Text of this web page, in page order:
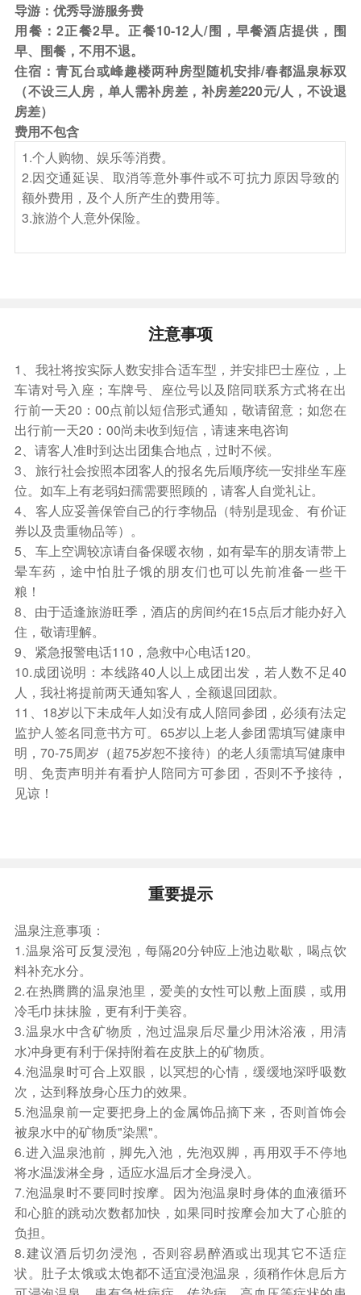
封开龙山青瓦台酒店或峰趣楼酒店
第2天 早餐（含）-——溶洞梦多奇-——状元村——午
餐（自理）——-春都温泉——晚餐（含）
餐饮
早餐：有
项目
早餐后游【溶洞•梦多奇】（游览时间约2小时）参
观，以双龙洞为主体，白石岩构建成一个新颖的现代
主题溶洞，突出“梦幻、多彩、神奇”，设梦幻风车
为主，主要由以石钟乳、石笋、石幔组成晶莹璀璨、
变幻莫测、千姿百态、栩栩如生、精工细琢、鬼斧神
工的自然景观（如"双狮迎客"、"海底龙宫"、"观音莲
台"、"绵羊拜客"、"江南秀色"、"凌云宝塔"、"八仙贺
寿"、"瑶池仙境"）。 11：00-13：00午餐自理后前往
阳春春都温泉（车程约2.5小时），阳春春都温泉风景
区泉水属世界珍稀高热氡泉，水温高达摄氏79.4度，
含氡量108.17马海，矿化度低，人体必需的多种微量
元素蕴于水中，水质透澈，浴于池中，豁情逸意。更
为可贵的是悠久
导游：优秀导游服务费
用餐：2正餐2早。正餐10-12人/围，早餐酒店提供，围
早、围餐，不用不退。
住宿：青瓦台或峰趣楼两种房型随机安排/春都温泉标双
（不设三人房，单人需补房差，补房差220元/人，不设退
房差）
费用不包含
1.个人购物、娱乐等消费。
2.因交通延误、取消等意外事件或不可抗力原因导致的
额外费用，及个人所产生的费用等。
3.旅游个人意外保险。
注意事项
1、我社将按实际人数安排合适车型，并安排巴士座位，上
车请对号入座；车牌号、座位号以及陪同联系方式将在出
行前一天20：00点前以短信形式通知，敬请留意；如您在
出行前一天20：00尚未收到短信，请速来电咨询
2、请客人准时到达出团集合地点，过时不候。
3、旅行社会按照本团客人的报名先后顺序统一安排坐车座
位。如车上有老弱妇孺需要照顾的，请客人自觉礼让。
4、客人应妥善保管自己的行李物品（特别是现金、有价证
券以及贵重物品等）。
5、车上空调较凉请自备保暖衣物，如有晕车的朋友请带上
晕车药，途中怕肚子饿的朋友们也可以先前准备一些干
粮！
8、由于适逢旅游旺季，酒店的房间约在15点后才能办好入
住，敬请理解。
9、紧急报警电话110，急救中心电话120。
10.成团说明：本线路40人以上成团出发，若人数不足40
人，我社将提前两天通知客人，全额退回团款。
11、18岁以下未成年人如没有成人陪同参团，必须有法定
监护人签名同意书方可。65岁以上老人参团需填写健康申
明，70-75周岁（超75岁恕不接待）的老人须需填写健康申
明、免责声明并有看护人陪同方可参团，否则不予接待，
见谅！
重要提示
温泉注意事项：
1.温泉浴可反复浸泡，每隔20分钟应上池边歇歇，喝点饮
料补充水分。
2.在热腾腾的温泉池里，爱美的女性可以敷上面膜，或用
冷毛巾抹抹脸，更有利于美容。
3.温泉水中含矿物质，泡过温泉后尽量少用沐浴液，用清
水冲身更有利于保持附着在皮肤上的矿物质。
4.泡温泉时可合上双眼，以冥想的心情，缓缓地深呼吸数
次，达到释放身心压力的效果。
5.泡温泉前一定要把身上的金属饰品摘下来，否则首饰会
被泉水中的矿物质"染黑"。
6.进入温泉池前，脚先入池，先泡双脚，再用双手不停地
将水温泼淋全身，适应水温后才全身浸入。
7.泡温泉时不要同时按摩。因为泡温泉时身体的血液循环
和心脏的跳动次数都加快，如果同时按摩会加大了心脏的
负担。
8.建议酒后切勿浸泡，否则容易醉酒或出现其它不适症
状。肚子太饿或太饱都不适宜浸泡温泉，须稍作休息后方